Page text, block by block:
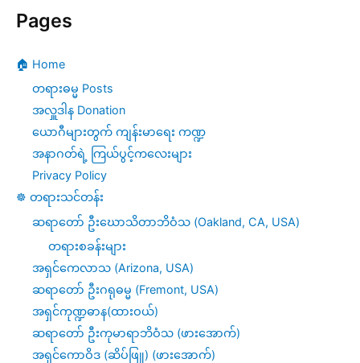
Pages
🏠 Home
တရားဓမ္မ Posts
အလှူဒါန Donation
ယောဂီများတွက် ကျန်းမာရေး ကဏ္ဍ
အနာဂတ်ရဲ့ ကြယ်ပွင့်ကလေးများ
Privacy Policy
☸️ တရားသင်တန်း
ဆရာတော် ဦးဃောသိတာဘိဝံသ (Oakland, CA, USA)
တရားစခန်းများ
အရှင်ကေလာသ (Arizona, USA)
ဆရာတော် ဦးဂရုဓမ္မ (Fremont, USA)
အရှင်ကုဏ္ဍဓာန(ထားဝယ်)
ဆရာတော် ဦးကုမာရာဘိဝံသ (ဖားအောက်)
အရှင်ကောဝိဒ (ဆိပ်ဖြူ) (ဖားအောက်)